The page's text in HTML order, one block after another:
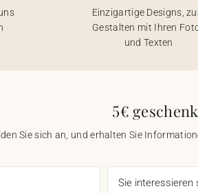
Einzigartige Designs,
Gestalten mit Ihren
und Texten
5€
Sie sich an, und erhalten Sie